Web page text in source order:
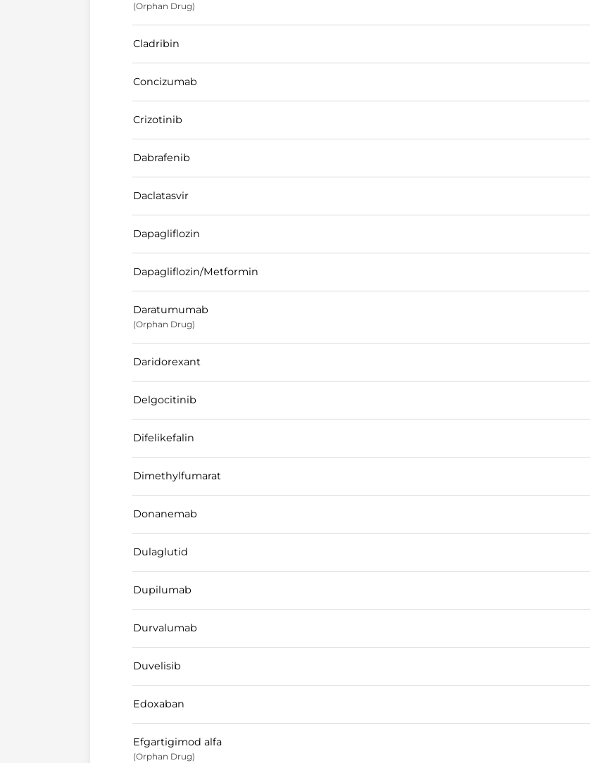
(Orphan Drug)
Cladribin
Concizumab
Crizotinib
Dabrafenib
Daclatasvir
Dapagliflozin
Dapagliflozin/Metformin
Daratumumab
(Orphan Drug)
Daridorexant
Delgocitinib
Difelikefalin
Dimethylfumarat
Donanemab
Dulaglutid
Dupilumab
Durvalumab
Duvelisib
Edoxaban
Efgartigimod alfa
(Orphan Drug)